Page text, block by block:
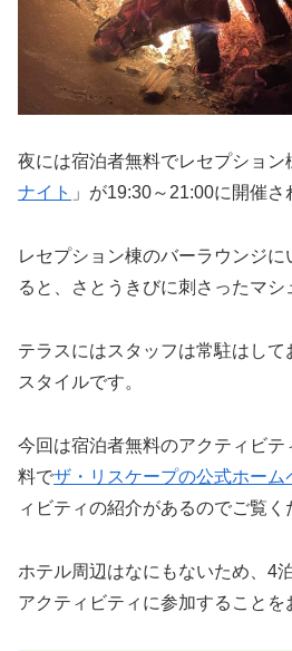
夜には宿泊者無料でレセプション
ナイト 」が19:30～21:00に開催さ
レセプション棟のバーラウンジ
ると、さとうきびに刺さったマシ
テラスにはスタッフは常駐はし
スタイルです。
今回は宿泊者無料のアクティビ
料でザ・リスケープの公式ホーム
ィビティの紹介があるのでご覧く
ホテル周辺はなにもないため、4
アクティビティに参加することを